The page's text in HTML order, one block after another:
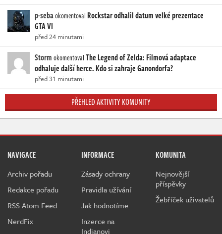
p-sebaokomentoval Rockstar odhalil datum velké prezentace
GTA VI
před 24 minutami
StormokomentovalThe Legend of Zelda: Filmová adaptace
odhaluje další herce. Kdo si zahraje Ganondorfa?
před 31 minutami
PŘEHLED AKTIVITY KOMUNITY
NAVIGACE
Archiv pořadu
Redakce pořadu
RSS Atom Feed
NerdFix
INFORMACE
Zásady ochrany
Pravidla užívání
Jak hodnotíme
Inzerce na
Indianovi
KOMUNITA
Nejnovější
příspěvky
Žebříček uživatelů